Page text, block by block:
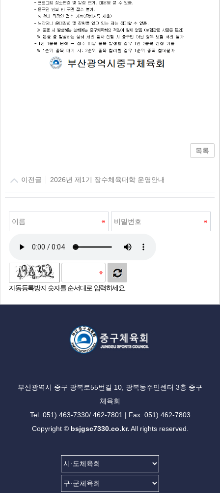
목록
이전글 2026년 제1기 장수체육대학 운영안내
자동등록방지 숫자를 순서대로 입력하세요.
부산광역시 중구 광복로55번길 10, 광복동주민센터 3층 중구
체육회
Tel. 051) 463-7330/ 462-7801 | Fax. 051) 462-7803
Copyright © bsjgsc7330.co.kr. All rights reserved.